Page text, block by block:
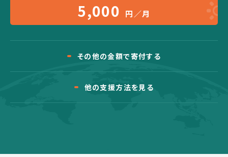
5,000 円／月
その他の金額で寄付する
他の支援方法を見る